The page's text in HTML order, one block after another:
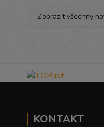
Zobrazit všechny
KONTAKT